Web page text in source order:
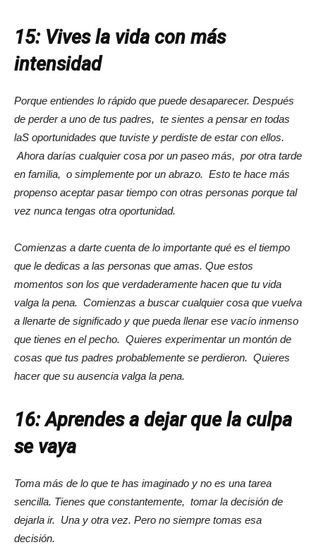
15: Vives la vida con más
intensidad
Porque entiendes lo rápido que puede desaparecer. Después
de perder a uno de tus padres, te sientes a pensar en todas
laS oportunidades que tuviste y perdiste de estar con ellos.
Ahora darías cualquier cosa por un paseo más, por otra tarde
en familia, o simplemente por un abrazo. Esto te hace más
propenso aceptar pasar tiempo con otras personas porque tal
vez nunca tengas otra oportunidad.
Comienzas a darte cuenta de lo importante qué es el tiempo
que le dedicas a las personas que amas. Que estos
momentos son los que verdaderamente hacen que tu vida
valga la pena. Comienzas a buscar cualquier cosa que vuelva
a llenarte de significado y que pueda llenar ese vacío inmenso
que tienes en el pecho. Quieres experimentar un montón de
cosas que tus padres probablemente se perdieron. Quieres
hacer que su ausencia valga la pena.
16: Aprendes a dejar que la culpa
se vaya
Toma más de lo que te has imaginado y no es una tarea
sencilla. Tienes que constantemente, tomar la decisión de
dejarla ir. Una y otra vez. Pero no siempre tomas esa
decisión.